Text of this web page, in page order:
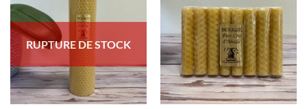
RUPTURE DE STOCK